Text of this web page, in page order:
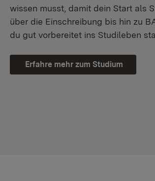
wissen musst, damit dein Start als
über die Einschreibung bis hin zu
du gut vorbereitet ins Studileben
Erfahre mehr zum Studium